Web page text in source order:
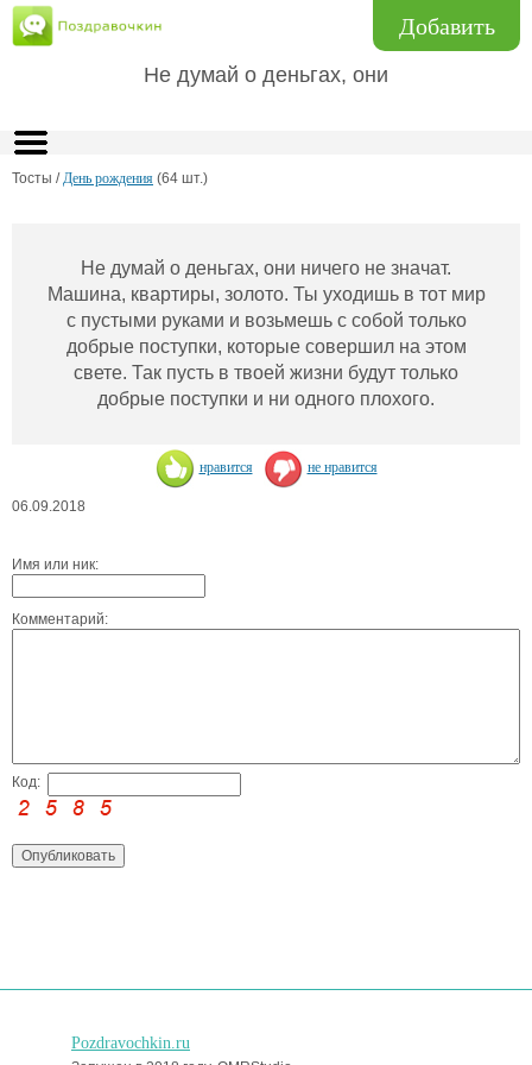
Добавить
Не думай о деньгах, они
Тосты /День рождения (64 шт.)
Не думай о деньгах, они ничего не значат.
Машина, квартиры, золото. Ты уходишь в тот мир
с пустыми руками и возьмешь с собой только
добрые поступки, которые совершил на этом
свете. Так пусть в твоей жизни будут только
добрые поступки и ни одного плохого.
нравится не нравится
06.09.2018
Имя или ник:
Комментарий:
Код:
Pozdravochkin.ru